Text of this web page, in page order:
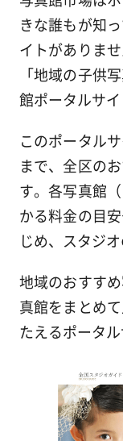
きな誰もが知
イトがありま
「地域の子供
館ポータルサイ
このポータル
まで、全区の
す。各写真館
かる料金の目
じめ、スタジ
地域のおすす
真館をまとめ
たえるポータル